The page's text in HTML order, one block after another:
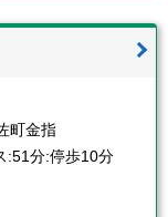
町金指
:51分:停歩10分